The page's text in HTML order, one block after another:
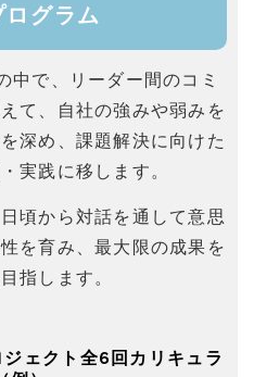
グラム
中で、リーダー間のコミ
て、自社の強みや弱みを
深め、課題解決に向けた
実践に移します。
頃から対話を通して意思
を育み、最大限の成果を
指します。
ェクト全6回カリキュラ